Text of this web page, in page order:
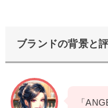
ブランドの背景と
「